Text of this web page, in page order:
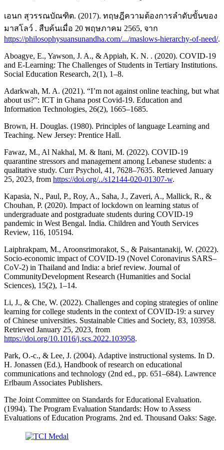
เอนก สุวรรณบัณฑิต. (2017). ทฤษฎีความต้องการลำดับขั้นของ
มาสโลว์ . สืบค้นเมื่อ 20 พฤษภาคม 2565, จาก
https://philosophysuansunandha.com/.../maslows-hierarchy-of-need/.
Aboagye, E., Yawson, J. A., & Appiah, K. N. . (2020). COVID-19
and E-Learning: The Challenges of Students in Tertiary Institutions.
Social Education Research, 2(1), 1–8.
Adarkwah, M. A. (2021). “I’m not against online teaching, but what
about us?”: ICT in Ghana post Covid-19. Education and
Information Technologies, 26(2), 1665–1685.
Brown, H. Douglas. (1980). Principles of language Learning and
Teaching. New Jersey: Prentice Hall.
Fawaz, M., Al Nakhal, M. & Itani, M. (2022). COVID-19
quarantine stressors and management among Lebanese students: a
qualitative study. Curr Psychol, 41, 7628–7635. Retrieved January
25, 2023, from https://doi.org/../s12144-020-01307-w.
Kapasia, N., Paul, P., Roy, A., Saha, J., Zaveri, A., Mallick, R., &
Chouhan, P. (2020). Impact of lockdown on learning status of
undergraduate and postgraduate students during COVID-19
pandemic in West Bengal. India. Children and Youth Services
Review, 116, 105194.
Laiphrakpam, M., Aroonsrimorakot, S., & Paisantanakij, W. (2022).
Socio-economic impact of COVID-19 (Novel Coronavirus SARS–
CoV-2) in Thailand and India: a brief review. Journal of
CommunityDevelopment Research (Humanities and Social
Sciences), 15(2), 1–14.
Li, J., & Che, W. (2022). Challenges and coping strategies of online
learning for college students in the context of COVID-19: a survey
of Chinese universities. Sustainable Cities and Society, 83, 103958.
Retrieved January 25, 2023, from
https://doi.org/10.1016/j.scs.2022.103958.
Park, O.-c., & Lee, J. (2004). Adaptive instructional systems. In D.
H. Jonassen (Ed.), Handbook of research on educational
communications and technology (2nd ed., pp. 651–684). Lawrence
Erlbaum Associates Publishers.
The Joint Committee on Standards for Educational Evaluation.
(1994). The Program Evaluation Standards: How to Assess
Evaluations of Education Programs. 2nd ed. Thousand Oaks: Sage.